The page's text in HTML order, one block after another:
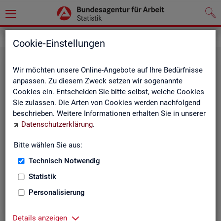
Cookie-Einstellungen
Wir möchten unsere Online-Angebote auf Ihre Bedürfnisse
anpassen. Zu diesem Zweck setzen wir sogenannte
Cookies ein. Entscheiden Sie bitte selbst, welche Cookies
Sie zulassen. Die Arten von Cookies werden nachfolgend
beschrieben. Weitere Informationen erhalten Sie in unserer
Datenschutzerklärung.
Bitte wählen Sie aus:
Technisch Notwendig
Statistik
Personalisierung
Details anzeigen
Der Bericht gibt einen Überblick über die aktuelle
Entwicklung am Arbeits- und Ausbildungsmarkt in